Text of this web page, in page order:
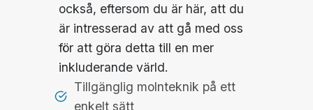
också, eftersom du är här, att du
är intresserad av att gå med oss
för att göra detta till en mer
inkluderande värld.
Tillgänglig molnteknik på ett
enkelt sätt